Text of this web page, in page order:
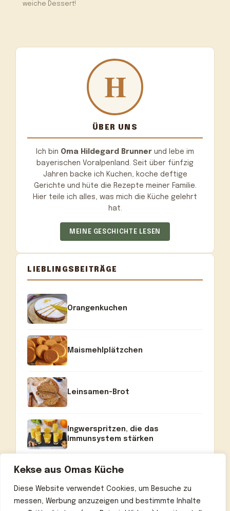
Kekse aus Omas Küche
Diese Website verwendet Cookies, um Besuche zu
messen, Werbung anzuzeigen und bestimmte Inhalte
weiche Dessert!
ÜBER UNS
Ich bin Oma Hildegard Brunner und lebe im
bayerischen Voralpenland. Seit über fünfzig
Jahren backe ich Kuchen, koche deftige
Gerichte und hüte die Rezepte meiner Familie.
Hier teile ich alles, was mich die Küche gelehrt
hat.
MEINE GESCHICHTE LESEN
LIEBLINGSBEITRÄGE
Orangenkuchen
Maismehlplätzchen
Leinsamen-Brot
Ingwerspritzen, die das
Immunsystem stärken